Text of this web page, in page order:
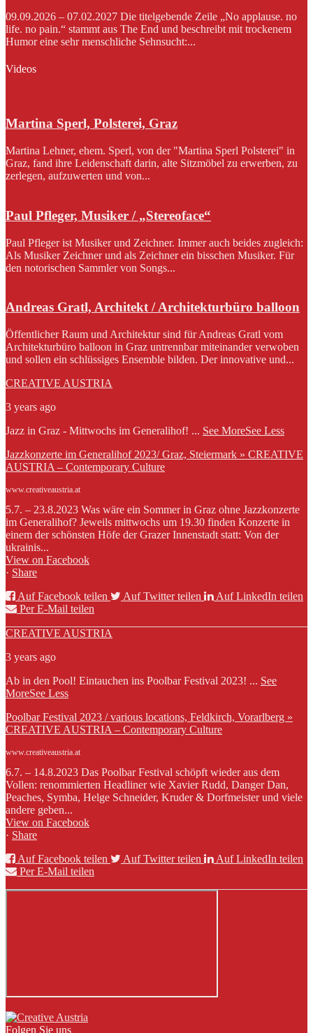
09.09.2026 – 07.02.2027 Die titelgebende Zeile „No applause. no
life. no pain.“ stammt aus The End und beschreibt mit trockenem
Humor eine sehr menschliche Sehnsucht:...
Videos
Martina Sperl, Polsterei, Graz
Martina Lehner, ehem. Sperl, von der "Martina Sperl Polsterei" in
Graz, fand ihre Leidenschaft darin, alte Sitzmöbel zu erwerben, zu
zerlegen, aufzuwerten und von...
Paul Pfleger, Musiker / „Stereoface“
Paul Pfleger ist Musiker und Zeichner. Immer auch beides zugleich:
Als Musiker Zeichner und als Zeichner ein bisschen Musiker. Für
den notorischen Sammler von Songs...
Andreas Gratl, Architekt / Architekturbüro balloon
Öffentlicher Raum und Architektur sind für Andreas Gratl vom
Architekturbüro balloon in Graz untrennbar miteinander verwoben
und sollen ein schlüssiges Ensemble bilden. Der innovative und...
CREATIVE AUSTRIA
3 years ago
Jazz in Graz - Mittwochs im Generalihof! ... See MoreSee Less
Jazzkonzerte im Generalihof 2023/ Graz, Steiermark » CREATIVE
AUSTRIA – Contemporary Culture
www.creativeaustria.at
5.7. – 23.8.2023 Was wäre ein Sommer in Graz ohne Jazzkonzerte
im Generalihof? Jeweils mittwochs um 19.30 finden Konzerte in
einem der schönsten Höfe der Grazer Innenstadt statt: Von der
ukrainis...
View on Facebook
· Share
Auf Facebook teilen
Auf Twitter teilen
Auf LinkedIn teilen
Per E-Mail teilen
CREATIVE AUSTRIA
3 years ago
Ab in den Pool! Eintauchen ins Poolbar Festival 2023! ... See
MoreSee Less
Poolbar Festival 2023 / various locations, Feldkirch, Vorarlberg »
CREATIVE AUSTRIA – Contemporary Culture
www.creativeaustria.at
6.7. – 14.8.2023 Das Poolbar Festival schöpft wieder aus dem
Vollen: renommierten Headliner wie Xavier Rudd, Danger Dan,
Peaches, Symba, Helge Schneider, Kruder & Dorfmeister und viele
andere geben...
View on Facebook
· Share
Auf Facebook teilen
Auf Twitter teilen
Auf LinkedIn teilen
Per E-Mail teilen
Folgen Sie uns